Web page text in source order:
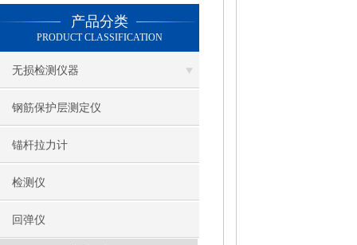
产品分类
PRODUCT CLASSIFICATION
无损检测仪器
钢筋保护层测定仪
锚杆拉力计
检测仪
回弹仪